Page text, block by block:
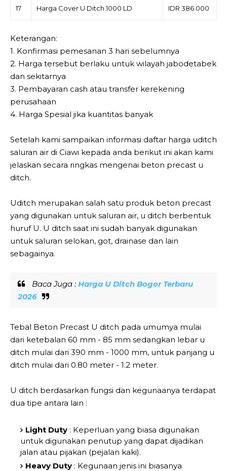
17 Harga Cover U Ditch 1000 LD IDR 386.000
Keterangan:
1. Konfirmasi pemesanan 3 hari sebelumnya
2. Harga tersebut berlaku untuk wilayah jabodetabek
dan sekitarnya
3. Pembayaran cash atau transfer kerekening
perusahaan
4. Harga Spesial jika kuantitas banyak
Setelah kami sampaikan informasi daftar harga uditch
saluran air di Ciawi kepada anda berikut ini akan kami
jelaskan secara ringkas mengenai beton precast u
ditch.
Uditch merupakan salah satu produk beton precast
yang digunakan untuk saluran air, u ditch berbentuk
huruf U. U ditch saat ini sudah banyak digunakan
untuk saluran selokan, got, drainase dan lain
sebagainya.
Baca Juga : Harga U Ditch Bogor Terbaru
2026
Tebal Beton Precast U ditch pada umumya mulai
dari ketebalan 60 mm - 85 mm sedangkan lebar u
ditch mulai dari 390 mm - 1000 mm, untuk panjang u
ditch mulai dari 0.80 meter - 1.2 meter.
U ditch berdasarkan fungsi dan kegunaanya terdapat
dua tipe antara lain :
Light Duty : Keperluan yang biasa digunakan
untuk digunakan penutup yang dapat dijadikan
jalan atau pijakan (pejalan kaki).
Heavy Duty : Kegunaan jenis ini biasanya